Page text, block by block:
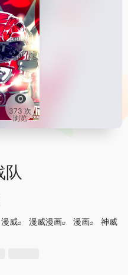
373 次
浏览
漫威 漫威漫画 漫画
神威